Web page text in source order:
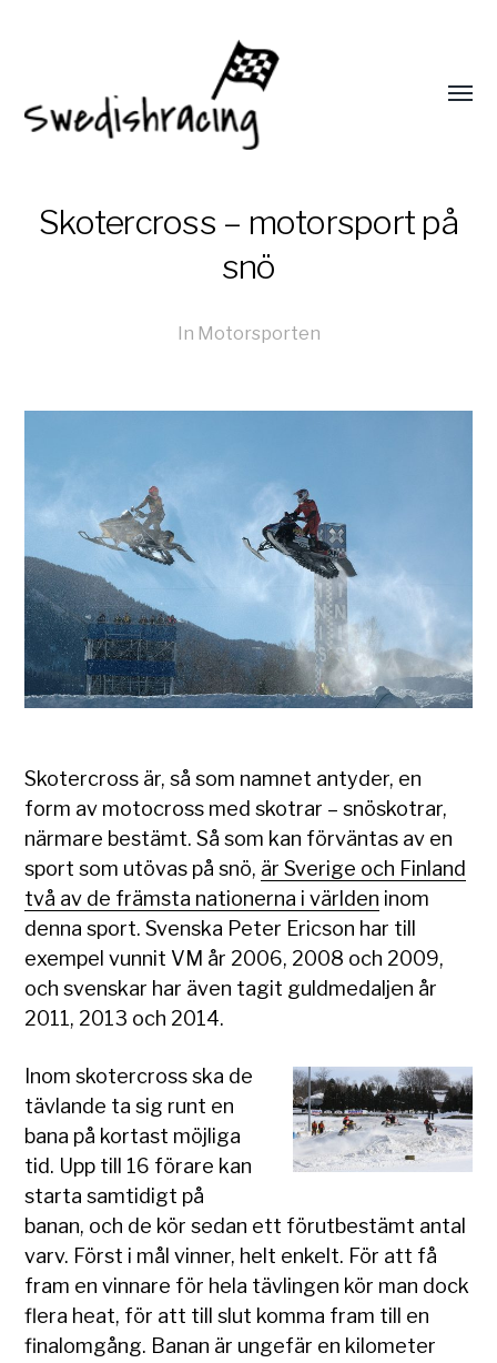
Skotercross – motorsport på
snö
In Motorsporten
Skotercross är, så som namnet antyder, en
form av motocross med skotrar – snöskotrar,
närmare bestämt. Så som kan förväntas av en
sport som utövas på snö, är Sverige och Finland
två av de främsta nationerna i världen inom
denna sport. Svenska Peter Ericson har till
exempel vunnit VM år 2006, 2008 och 2009,
och svenskar har även tagit guldmedaljen år
2011, 2013 och 2014.
Inom skotercross ska de
tävlande ta sig runt en
bana på kortast möjliga
tid. Upp till 16 förare kan
starta samtidigt på
banan, och de kör sedan ett förutbestämt antal
varv. Först i mål vinner, helt enkelt. För att få
fram en vinnare för hela tävlingen kör man dock
flera heat, för att till slut komma fram till en
finalomgång. Banan är ungefär en kilometer